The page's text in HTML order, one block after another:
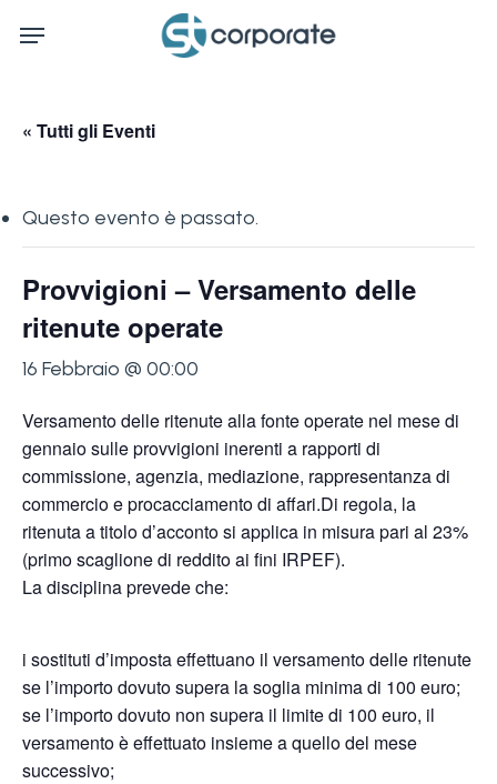
Menu
« Tutti gli Eventi
Questo evento è passato.
Provvigioni – Versamento delle
ritenute operate
16 Febbraio @ 00:00
Versamento delle ritenute alla fonte operate nel mese di
gennaio sulle provvigioni inerenti a rapporti di
commissione, agenzia, mediazione, rappresentanza di
commercio e procacciamento di affari.Di regola, la
ritenuta a titolo d’acconto si applica in misura pari al 23%
(primo scaglione di reddito ai fini IRPEF).
La disciplina prevede che:
i sostituti d’imposta effettuano il versamento delle ritenute
se l’importo dovuto supera la soglia minima di 100 euro;
se l’importo dovuto non supera il limite di 100 euro, il
versamento è effettuato insieme a quello del mese
successivo;